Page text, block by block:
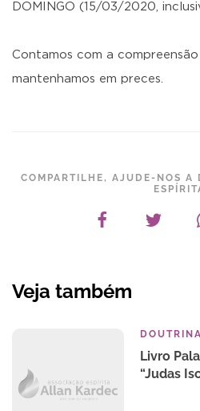
DOMINGO (15/03/2020,
Contamos com a
mantenhamos em preces.
COMPARTILHE, AJUDE-NOS A
Veja também
Livro
“Judas